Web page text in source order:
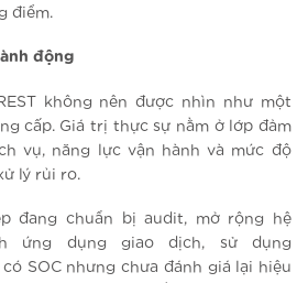
điểm.
động
không nên được nhìn như một
cấp. Giá trị thực sự nằm ở lớp đảm
vụ, năng lực vận hành và mức độ
lý rủi ro.
đang chuẩn bị audit, mở rộng hệ
ứng dụng giao dịch, sử dụng
SOC nhưng chưa đánh giá lại hiệu